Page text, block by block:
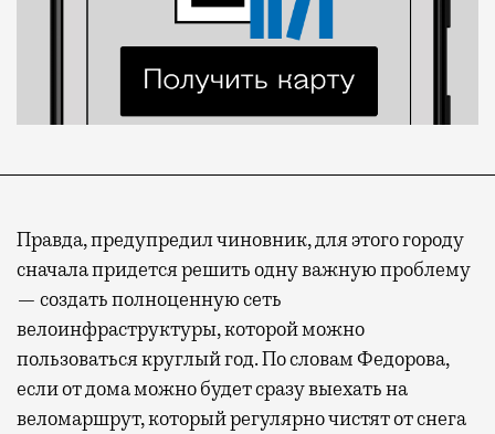
Правда, предупредил чиновник, для этого городу
сначала придется решить одну важную проблему
— создать полноценную сеть
велоинфраструктуры, которой можно
пользоваться круглый год. По словам Федорова,
если от дома можно будет сразу выехать на
веломаршрут, который регулярно чистят от снега